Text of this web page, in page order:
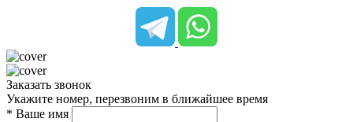
Заказать звонок
Укажите номер, перезвоним в ближайшее время
* Ваше имя